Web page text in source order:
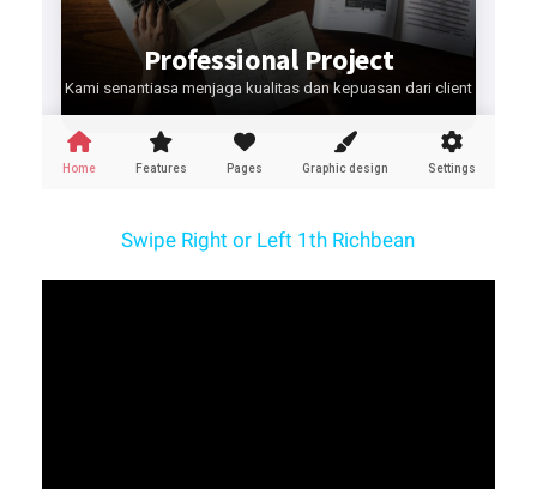
Swipe Right or Left 1th Richbean